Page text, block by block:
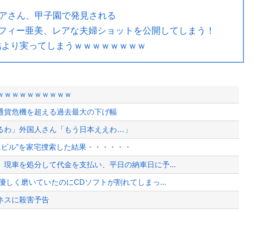
さん、甲子園で発見される
ィー亜美、レアな夫婦ショットを公開してしまう！
り実ってしまうｗｗｗｗｗｗｗｗ
ｗｗｗｗｗｗｗｗｗ
貨危機を超える過去最大の下げ幅
わ」外国人さん「もう日本ええわ…」
ル”を家宅捜索した結果・・・・・・
車を処分して代金を支払い、平日の納車日に予...
しく磨いていたのにCDソフトが割れてしまっ...
スに殺害予告